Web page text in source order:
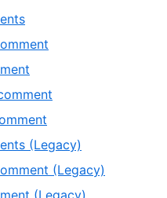
(Legacy)
(Legacy)
(Legacy)